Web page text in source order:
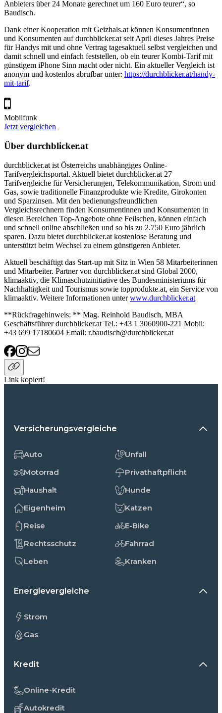
Anbieters über 24 Monate gerechnet um 160 Euro teurer“, so
Baudisch.
Dank einer Kooperation mit Geizhals.at können Konsumentinnen
und Konsumenten auf durchblicker.at seit April dieses Jahres Preise
für Handys mit und ohne Vertrag tagesaktuell selbst vergleichen und
damit schnell und einfach feststellen, ob ein teurer Kombi-Tarif mit
günstigem iPhone Sinn macht oder nicht. Ein aktueller Vergleich ist
anonym und kostenlos abrufbar unter: https://durchblicker.at/handy-
mit-tarif.
Mobilfunk
Jetzt vergleichen
Über durchblicker.at
durchblicker.at ist Österreichs unabhängiges Online-
Tarifvergleichsportal. Aktuell bietet durchblicker.at 27
Tarifvergleiche für Versicherungen, Telekommunikation, Strom und
Gas, sowie traditionelle Finanzprodukte wie Kredite, Girokonten
und Sparzinsen. Mit den bedienungsfreundlichen
Vergleichsrechnern finden Konsumentinnen und Konsumenten in
diesen Bereichen Top-Angebote ohne Feilschen, können einfach
und schnell online abschließen und so bis zu 2.750 Euro jährlich
sparen. Dazu bietet durchblicker.at kostenlose Beratung und
unterstützt beim Wechsel zu einem günstigeren Anbieter.
Aktuell beschäftigt das Start-up mit Sitz in Wien 58 Mitarbeiterinnen
und Mitarbeiter. Partner von durchblicker.at sind Global 2000,
klimaaktiv, die Klimaschutzinitiative des Bundesministeriums für
Nachhaltigkeit und Tourismus sowie topprodukte.at, ein Service von
klimaaktiv. Weitere Informationen unterwww.durchblicker.at
**Rückfragehinweis: ** Mag. Reinhold Baudisch, MBA
Geschäftsführer durchblicker.at Tel.: +43 1 3060900-221 Mobil:
+43 699 17180604 Email: r.baudisch@durchblicker.at
Link kopiert!
Versicherungsvergleiche
Auto
Motorrad
Haushalt
Eigenheim
Reise
Rechtsschutz
Leben
Unfall
Privathaftpflicht
Hunde
Katzen
E-Bike
Fahrrad
Kranken
Energievergleiche
Strom
Gas
Kredit
Online-Kredit
Autokredit